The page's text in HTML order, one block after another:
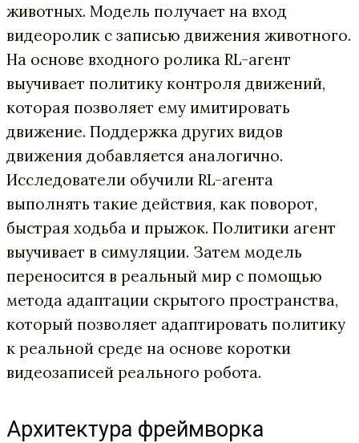
животных. Модель получает на вход
видеоролик с записью движения животного.
На основе входного ролика RL-агент
выучивает политику контроля движений,
которая позволяет ему имитировать
движение. Поддержка других видов
движения добавляется аналогично.
Исследователи обучили RL-агента
выполнять такие действия, как поворот,
быстрая ходьба и прыжок. Политики агент
выучивает в симуляции. Затем модель
переносится в реальный мир с помощью
метода адаптации скрытого пространства,
который позволяет адаптировать политику
к реальной среде на основе коротки
видеозаписей реального робота.
Архитектура фреймворка